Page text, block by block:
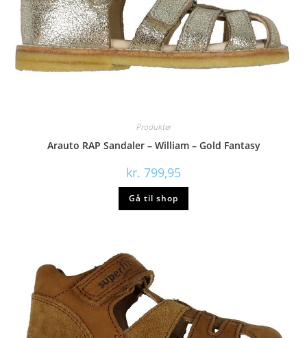
Produkter
Arauto RAP Sandaler – William – Gold Fantasy
kr. 799,95
Gå til shop